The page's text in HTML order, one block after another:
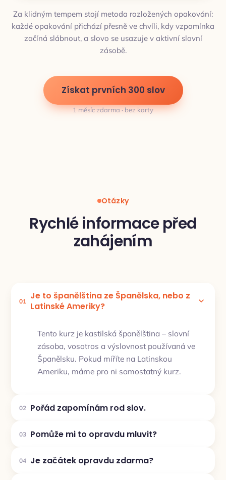
Za klidným tempem stojí metoda rozložených opakování:
každé opakování přichází přesně ve chvíli, kdy vzpomínka
začíná slábnout, a slovo se usazuje v aktivní slovní
zásobě.
Získat prvních 300 slov
1 měsíc zdarma · bez karty
Otázky
Rychlé informace před
zahájením
01 Je to španělština ze Španělska, nebo z
Latinské Ameriky?
Tento kurz je kastilská španělština – slovní
zásoba, vosotros a výslovnost používaná ve
Španělsku. Pokud míříte na Latinskou
Ameriku, máme pro ni samostatný kurz.
02 Pořád zapomínám rod slov.
03 Pomůže mi to opravdu mluvit?
04 Je začátek opravdu zdarma?